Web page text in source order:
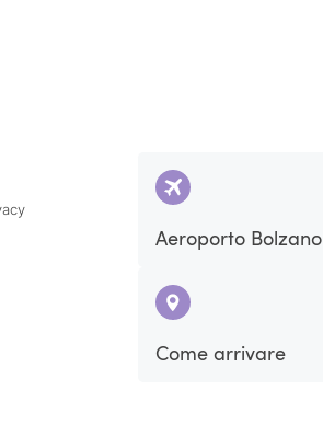
Aeroporto Bolzano
Come arrivare